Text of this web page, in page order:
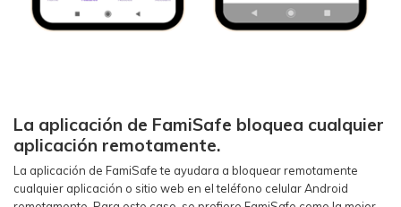
La aplicación de FamiSafe bloquea cualquier
aplicación remotamente.
La aplicación de FamiSafe te ayudara a bloquear remotamente
cualquier aplicación o sitio web en el teléfono celular Android